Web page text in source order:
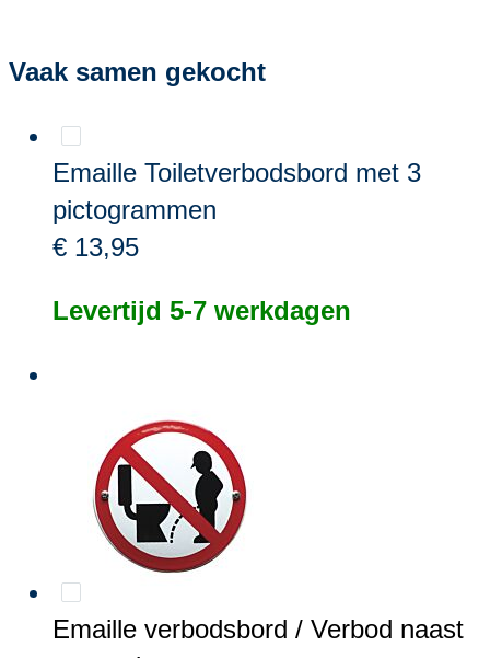
Vaak samen gekocht
Emaille Toiletverbodsbord met 3
pictogrammen
€ 13,95
Levertijd 5-7 werkdagen
Emaille verbodsbord / Verbod naast